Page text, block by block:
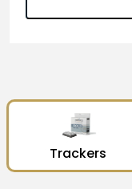
Trackers